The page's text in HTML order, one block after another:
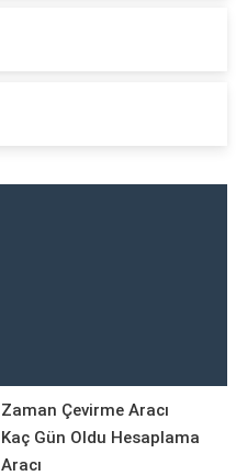
Zaman Çevirme Aracı
Kaç Gün Oldu Hesaplama
Aracı